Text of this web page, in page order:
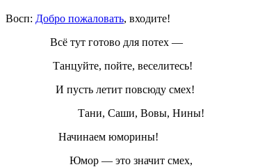
Восп: Добро пожаловать, входите!
Всё тут готово для потех —
Танцуйте, пойте, веселитесь!
И пусть летит повсюду смех!
Тани, Саши, Вовы, Нины!
Начинаем юморины!
Юмор — это значит смех,